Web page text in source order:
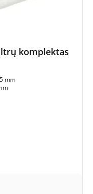
komplektas
mm